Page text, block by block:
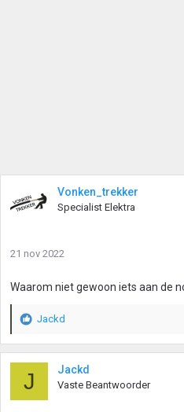
Vonken_trekker
Specialist Elektra
21 nov 2022
Waarom niet gewoon iets aan de
W
a
Jackd
J Jackd
Vaste Beantwoorder